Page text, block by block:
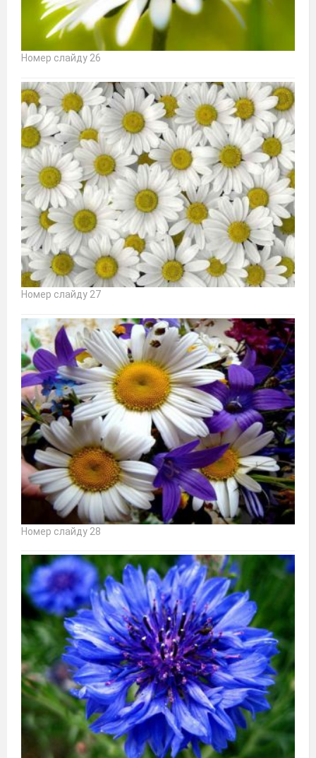
Номер слайду 26
Номер слайду 27
Номер слайду 28